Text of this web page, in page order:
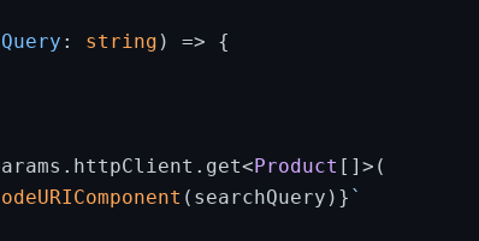
: string ) => {
httpClient . get<Product []>(
(searchQuery)} `